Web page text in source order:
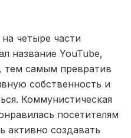
четыре части
название YouTube,
тем самым превратив
собственность и
Коммунистическая
посетителям
активно создавать